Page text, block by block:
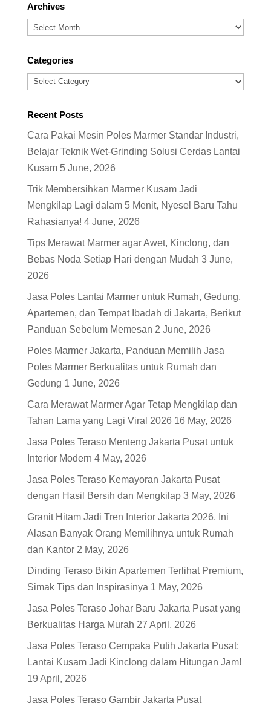
Archives
Archives
Categories
Categories
Recent Posts
Cara Pakai Mesin Poles Marmer Standar Industri,
Belajar Teknik Wet-Grinding Solusi Cerdas Lantai
Kusam 5 June, 2026
Trik Membersihkan Marmer Kusam Jadi
Mengkilap Lagi dalam 5 Menit, Nyesel Baru Tahu
Rahasianya! 4 June, 2026
Tips Merawat Marmer agar Awet, Kinclong, dan
Bebas Noda Setiap Hari dengan Mudah 3 June,
2026
Jasa Poles Lantai Marmer untuk Rumah, Gedung,
Apartemen, dan Tempat Ibadah di Jakarta, Berikut
Panduan Sebelum Memesan 2 June, 2026
Poles Marmer Jakarta, Panduan Memilih Jasa
Poles Marmer Berkualitas untuk Rumah dan
Gedung 1 June, 2026
Cara Merawat Marmer Agar Tetap Mengkilap dan
Tahan Lama yang Lagi Viral 2026 16 May, 2026
Jasa Poles Teraso Menteng Jakarta Pusat untuk
Interior Modern 4 May, 2026
Jasa Poles Teraso Kemayoran Jakarta Pusat
dengan Hasil Bersih dan Mengkilap 3 May, 2026
Granit Hitam Jadi Tren Interior Jakarta 2026, Ini
Alasan Banyak Orang Memilihnya untuk Rumah
dan Kantor 2 May, 2026
Dinding Teraso Bikin Apartemen Terlihat Premium,
Simak Tips dan Inspirasinya 1 May, 2026
Jasa Poles Teraso Johar Baru Jakarta Pusat yang
Berkualitas Harga Murah 27 April, 2026
Jasa Poles Teraso Cempaka Putih Jakarta Pusat:
Lantai Kusam Jadi Kinclong dalam Hitungan Jam!
19 April, 2026
Jasa Poles Teraso Gambir Jakarta Pusat